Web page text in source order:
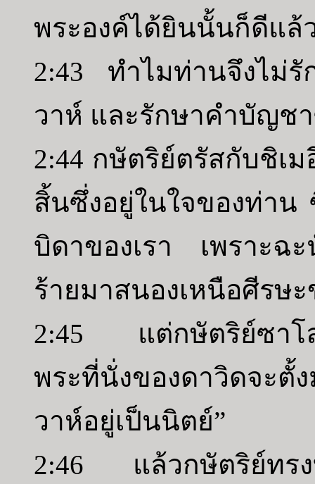
พระองค์ได้ยินนั้นก็ดีแล้
2:43 ทำไมท่านจึงไม่รั
วาห์ และรักษาคำบัญช
2:44 กษัตริย์ตรัสกับชิเม
สิ้นซึ่งอยู่ในใจของท่าน
บิดาของเรา เพราะฉะ
ร้ายมาสนองเหนือศีรษะ
2:45 แต่กษัตริย์ซาโ
พระที่นั่งของดาวิดจะตั้
วาห์อยู่เป็นนิตย์”
2:46 แล้วกษัตริย์ทรง